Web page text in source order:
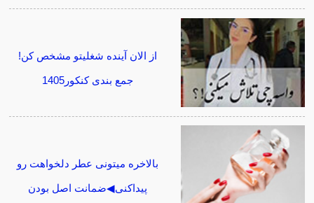
از الان آینده شغلیتو مشخص کن!
جمع بندی کنکور1405
بالاخره میتونی عطر دلخواهت رو
پیداکنی◀ضمانت اصل بودن